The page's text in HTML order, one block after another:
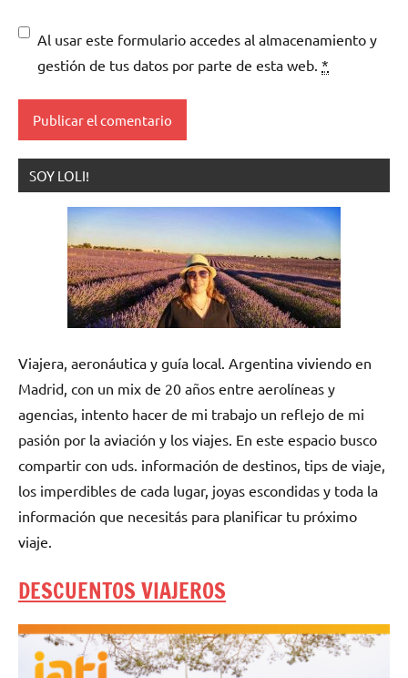
Al usar este formulario accedes al almacenamiento y
gestión de tus datos por parte de esta web. *
SOY LOLI!
Viajera, aeronáutica y guía local. Argentina viviendo en
Madrid, con un mix de 20 años entre aerolíneas y
agencias, intento hacer de mi trabajo un reflejo de mi
pasión por la aviación y los viajes. En este espacio busco
compartir con uds. información de destinos, tips de viaje,
los imperdibles de cada lugar, joyas escondidas y toda la
información que necesitás para planificar tu próximo
viaje.
DESCUENTOS VIAJEROS